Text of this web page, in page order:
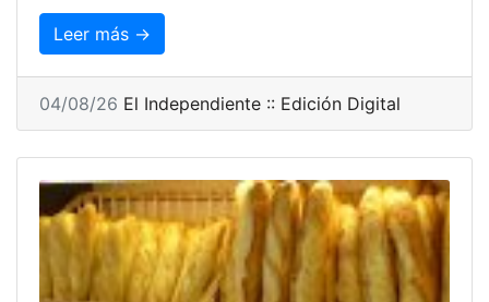
Leer más →
04/08/26 El Independiente :: Edición Digital